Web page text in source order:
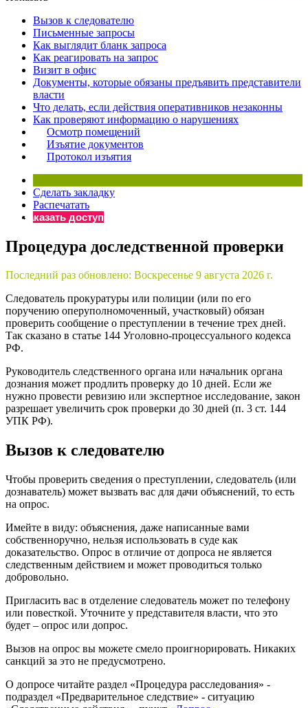
Бератор
«Практическая энциклопедия бухгалтера»
Материалы электронного журнала
«Нормативные акты для бухгалтера»
Материалы электронного журнала
«Практическая бухгалтерия»
Онлайн-сервисы «Учетная политика» и «Алгоритмы для
Просто заполните форму, и мы вышлем вам на почту
Вызов к следователю
Письменные запросы
Как выглядит бланк запроса
Как реагировать на запрос
Визит в офис
Документы, которые обязаны предъявить представители
власти
Что делать, если действия оперативников незаконны
Как проверяют информацию о нарушениях
Осмотр помещений
Изъятие документов
Протокол изъятия
Сделать закладку
Распечатать
Заказать доступ
Процедура доследственной проверки
Последний раз обновлено: Воскресенье 9 августа 2026 г.
Следователь прокуратуры или полиции (или по его
поручению оперуполномоченный, участковый) обязан
проверить сообщение о преступлении в течение трех дней.
Так сказано в статье 144 Уголовно-процессуального кодекса
РФ.
Руководитель следственного органа или начальник органа
дознания может продлить проверку до 10 дней. Если же
нужно провести ревизию или экспертное исследование, закон
разрешает увеличить срок проверки до 30 дней (п. 3 ст. 144
УПК РФ).
Вызов к следователю
Чтобы проверить сведения о преступлении, следователь (или
дознаватель) может вызвать вас для дачи объяснений, то есть
на опрос.
Имейте в виду: объяснения, даже написанные вами
собственноручно, нельзя использовать в суде как
доказательство. Опрос в отличие от допроса не является
следственным действием и может проводиться только
добровольно.
Пригласить вас в отделение следователь может по телефону
или повесткой. Уточните у представителя власти, что это
будет – опрос или допрос.
Вызов на опрос вы можете смело проигнорировать. Никаких
санкций за это не предусмотрено.
О допросе читайте раздел «Процедура расследования» -
подраздел «Предварительное следствие» - ситуацию